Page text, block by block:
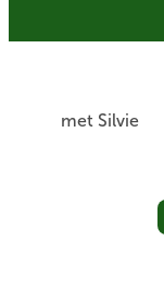
met Silvie